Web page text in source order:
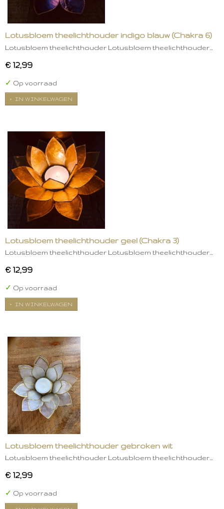
Lotusbloem theelichthouder indigo blauw (Chakra 6)
Lotusbloem theelichthouder Lotusbloem theelichthouder…
€ 12,99
✓ Op voorraad
IN WINKELWAGEN
Lotusbloem theelichthouder geel (Chakra 3)
Lotusbloem theelichthouder Lotusbloem theelichthouder…
€ 12,99
✓ Op voorraad
IN WINKELWAGEN
Lotusbloem theelichthouder gebroken wit
Lotusbloem theelichthouder Lotusbloem theelichthouder…
€ 12,99
✓ Op voorraad